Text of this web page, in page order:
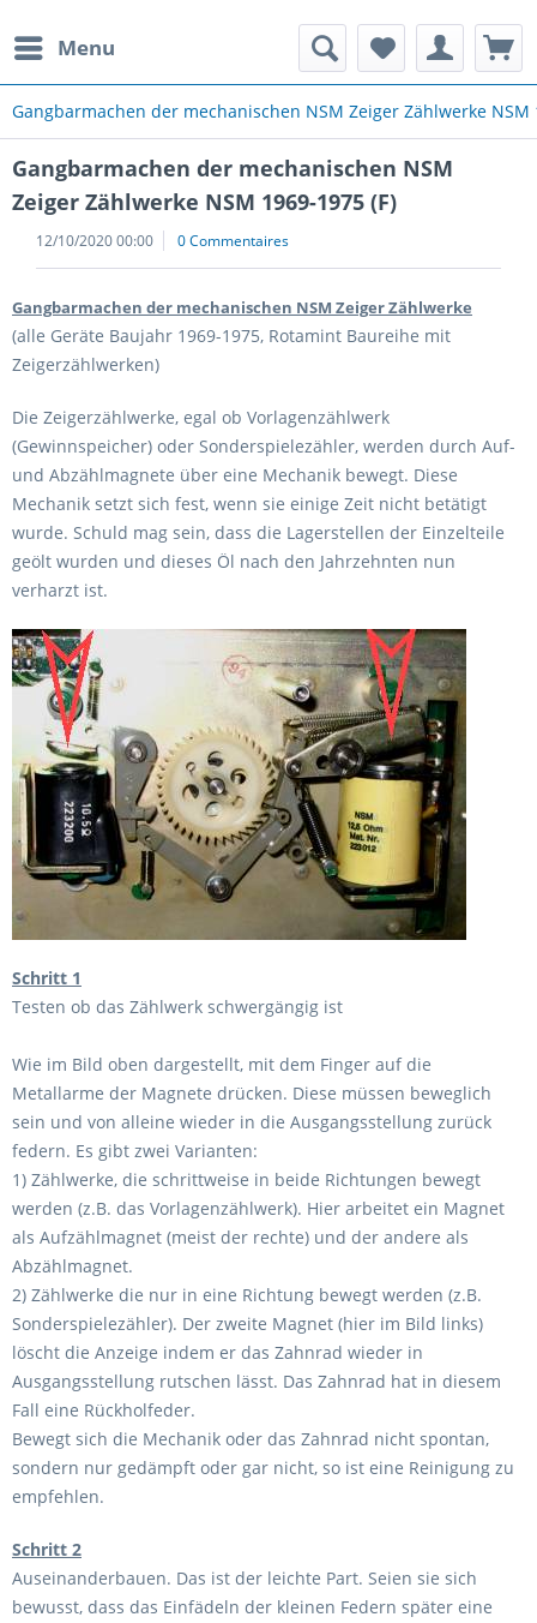
Menu
Gangbarmachen der mechanischen NSM Zeiger Zählwerke NSM
Gangbarmachen der mechanischen NSM
Zeiger Zählwerke NSM 1969-1975 (F)
12/10/2020 00:00 0 Commentaires
Gangbarmachen der mechanischen NSM Zeiger Zählwerke
(alle Geräte Baujahr 1969-1975, Rotamint Baureihe mit
Zeigerzählwerken)
Die Zeigerzählwerke, egal ob Vorlagenzählwerk
(Gewinnspeicher) oder Sonderspielezähler, werden durch Auf-
und Abzählmagnete über eine Mechanik bewegt. Diese
Mechanik setzt sich fest, wenn sie einige Zeit nicht betätigt
wurde. Schuld mag sein, dass die Lagerstellen der Einzelteile
geölt wurden und dieses Öl nach den Jahrzehnten nun
verharzt ist.
Schritt 1
Testen ob das Zählwerk schwergängig ist
Wie im Bild oben dargestellt, mit dem Finger auf die
Metallarme der Magnete drücken. Diese müssen beweglich
sein und von alleine wieder in die Ausgangsstellung zurück
federn. Es gibt zwei Varianten:
1) Zählwerke, die schrittweise in beide Richtungen bewegt
werden (z.B. das Vorlagenzählwerk). Hier arbeitet ein Magnet
als Aufzählmagnet (meist der rechte) und der andere als
Abzählmagnet.
2) Zählwerke die nur in eine Richtung bewegt werden (z.B.
Sonderspielezähler). Der zweite Magnet (hier im Bild links)
löscht die Anzeige indem er das Zahnrad wieder in
Ausgangsstellung rutschen lässt. Das Zahnrad hat in diesem
Fall eine Rückholfeder.
Bewegt sich die Mechanik oder das Zahnrad nicht spontan,
sondern nur gedämpft oder gar nicht, so ist eine Reinigung zu
empfehlen.
Schritt 2
Auseinanderbauen. Das ist der leichte Part. Seien sie sich
bewusst, dass das Einfädeln der kleinen Federn später eine